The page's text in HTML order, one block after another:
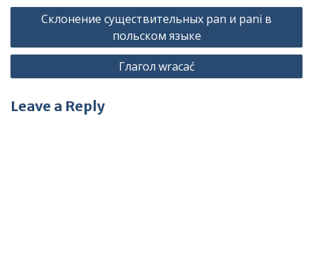
Post
Склонение существительных pan и pani в
польском языке
Глагол wracać
Leave a Reply